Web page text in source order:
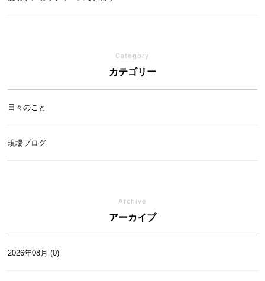
Category
カテゴリー
日々のこと
現場ブログ
Archive
アーカイブ
2026年08月 (0)